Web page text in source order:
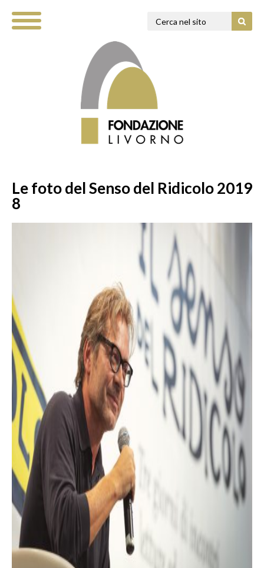
Le foto del Senso del Ridicolo 2019
8